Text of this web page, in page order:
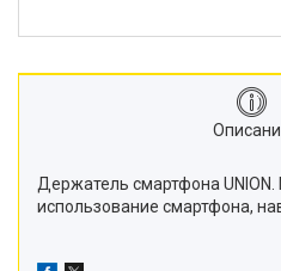
Держатель смартфона
использование смартфона,